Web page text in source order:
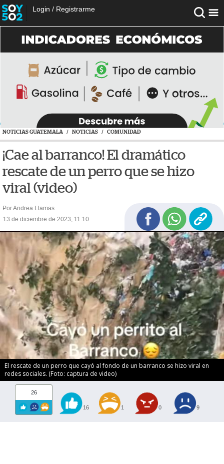
Login / Registrarme
NOTICIAS GUATEMALA / NOTICIAS / COMUNIDAD
¡Cae al barranco! El dramático
rescate de un perro que se hizo
viral (video)
Por Andrea Llamas
13 de diciembre de 2023, 11:10
El rescate de un perro que cayó al fondo de un barranco se hizo viral en
redes sociales. (Foto: captura de video)
26
16 1 0 9